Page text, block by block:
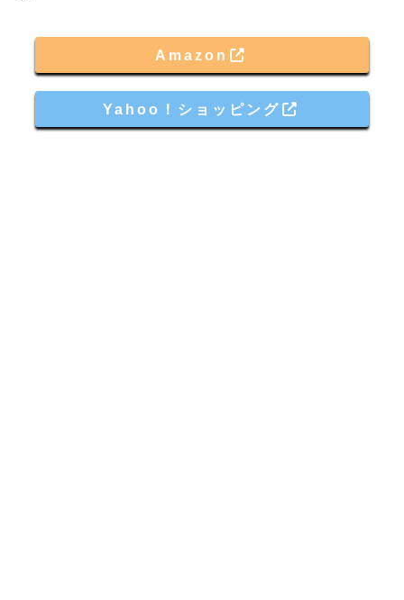
Amazon
Yahoo！ショッピング